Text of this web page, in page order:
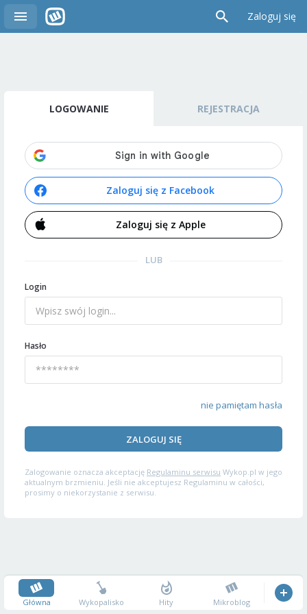
Zaloguj się
LOGOWANIE REJESTRACJA
Zaloguj się z Facebook
Zaloguj się z Apple
LUB
Login
Hasło
nie pamiętam hasła
ZALOGUJ SIĘ
Zalogowanie oznacza akceptację Regulaminu serwisu Wykop.pl w jego
aktualnym brzmieniu. Jeśli nie akceptujesz Regulaminu w całości,
prosimy o niekorzystanie z serwisu.
Główna Wykopalisko Hity Mikroblog